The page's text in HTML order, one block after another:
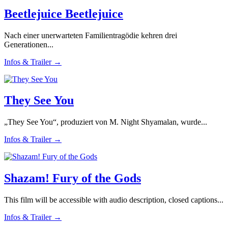
Beetlejuice Beetlejuice
Nach einer unerwarteten Familientragödie kehren drei
Generationen...
Infos & Trailer →
They See You
„They See You“, produziert von M. Night Shyamalan, wurde...
Infos & Trailer →
Shazam! Fury of the Gods
This film will be accessible with audio description, closed captions...
Infos & Trailer →